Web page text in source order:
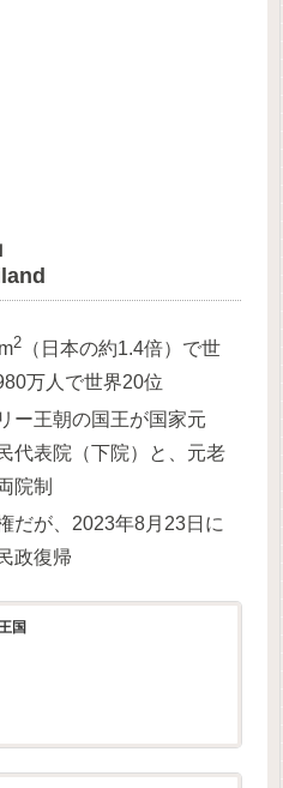
2 （日本の約1.4倍）で世
万人で世界20位
ー王朝の国王が国家元
代表院（下院）と、元老
院制
だが、2023年8月23日に
政復帰
国